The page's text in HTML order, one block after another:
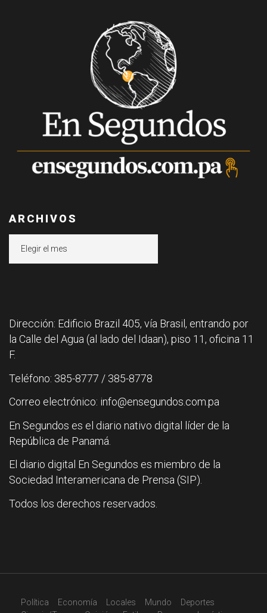
ARCHIVOS
Dirección: Edificio Brazil 405, vía Brasil, entrando por
la Calle del Agua (al lado del Idaan), piso 11, oficina 11
F.
Teléfono: 385-8777 / 385-8778
Correo electrónico: info@ensegundos.com.pa
En Segundos es el diario nativo digital líder de la
República de Panamá.
El diario digital En Segundos es miembro de la
Sociedad Interamericana de Prensa (SIP).
Todos los derechos reservados.
Política Economía Locales Mundo
Deportes